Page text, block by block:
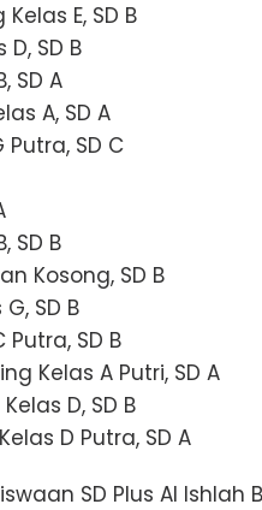
E, SD B
SD B
SD A
A, SD A
SD C
SD B
Kosong, SD B
SD B
SD B
Kelas A Putri, SD A
D, SD B
D Putra, SD A
SD Plus Al Ishlah